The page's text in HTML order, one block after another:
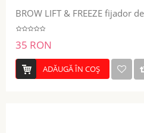
BROW LIFT & FREEZE fijador
35 RON
ADĂUGĂ ÎN COŞ